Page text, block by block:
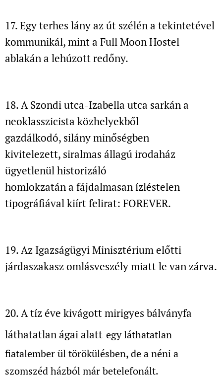
17. Egy terhes lány az út szélén a tekintetével
kommunikál,mint a Full Moon Hostel
ablakán a lehúzott redőny.
18. A Szondi utca-Izabella utca sarkána
neoklasszicista közhelyekből
gazdálkodó, silány minőségben
kivitelezett, siralmas állagú irodaház
ügyetlenül historizáló
homlokzatán a fájdalmasan ízléstelen
tipográfiával kiírt felirat: FOREVER.
19. Az Igazságügyi Minisztérium előtti
járdaszakaszomlásveszély miatt le van zárva.
20. A tíz éve kivágott mirigyes bálványfa
láthatatlan ágai alatt egy láthatatlan
fiatalember ül törökülésben, de a néni a
szomszéd házból már betelefonált.